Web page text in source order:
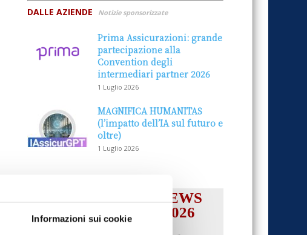
Informazioni sui cookie
DALLE AZIENDE Notizie sponsorizzate
Prima Assicurazioni: grande
partecipazione alla
Convention degli
intermediari partner 2026
1 Luglio 2026
MAGNIFICA HUMANITAS
(l’impatto dell’IA sul futuro e
oltre)
1 Luglio 2026
IL MENSILE ASSINEWS
LUGLIO-AGOSTO 2026